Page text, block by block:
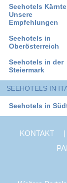
Seehotels
Unsere
Empfehlungen
Seehotels in
Oberösterreich
Seehotels in der
Steiermark
SEEHOTELS IN
Seehotels in
KONTAKT |